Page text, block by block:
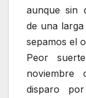
aunque sin
de una
sepamos el
Peor
noviembre
disparo